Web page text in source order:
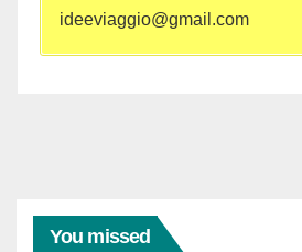
ideeviaggio@gmail.com
You missed